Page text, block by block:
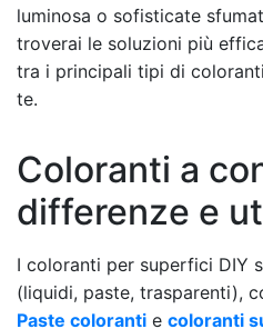
luminosa o sofisticate
troverai le soluzioni più
tra i principali tipi di
te.
Coloranti a
differenze e
I coloranti per superfici DIY
(liquidi, paste, trasparenti),
Paste coloranti e coloranti